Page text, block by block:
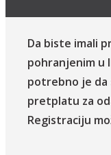
Da biste imali
pohranjenim u
potrebno je
pretplatu za
Registraciju